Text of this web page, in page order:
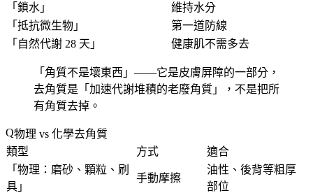
「 鎖水 」
維持水分
「 抵抗微生物 」
第一道防線
「 自然代謝 28 天 」 健康肌不需多去
「 角質不是壞東西 」——它是皮膚屏障的一部分，
去角質是「 加速代謝堆積的老廢角質 」，不是把所
有角質去掉。
物理 vs 化學去角質
類型
方式
適合
「 物理：磨砂、顆粒、刷
具 」
手動摩擦
油性、後背等粗厚
部位